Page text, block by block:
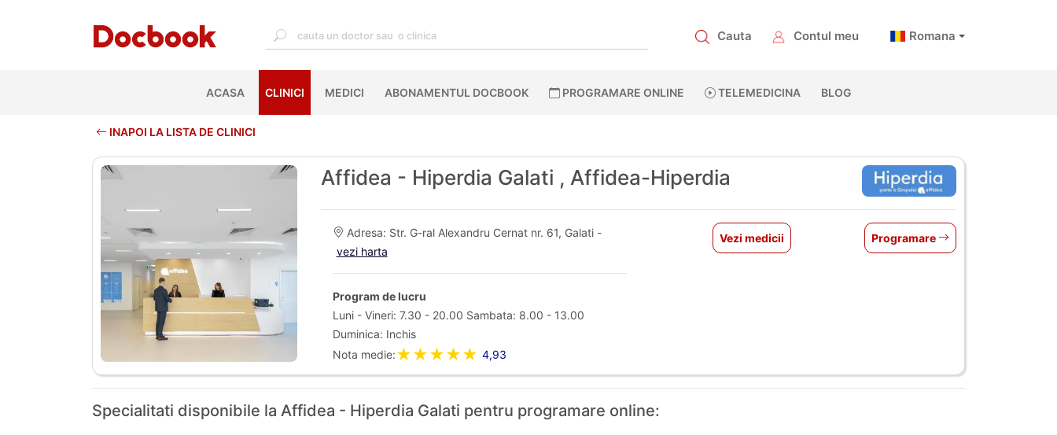
Cauta Contul meu Romana
ACASA(CURRENT)
CLINICI MEDICI ABONAMENTUL DOCBOOK PROGRAMARE ONLINE TELEMEDICINA BLOG
INAPOI LA LISTA DE CLINICI
Affidea - Hiperdia Galati , Affidea-Hiperdia
Adresa: Str. G-ral Alexandru Cernat nr. 61, Galati -
vezi harta
Program de lucru
Luni - Vineri: 7.30 - 20.00 Sambata: 8.00 - 13.00
Duminica: Inchis
Nota medie:★★★★★ 4,93
Vezi medicii Programare
Specialitati disponibile la Affidea - Hiperdia Galati pentru programare online: